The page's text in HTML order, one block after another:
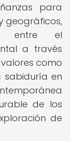
para
geográficos,
entre el
a través
como
sabiduría en
de los
de